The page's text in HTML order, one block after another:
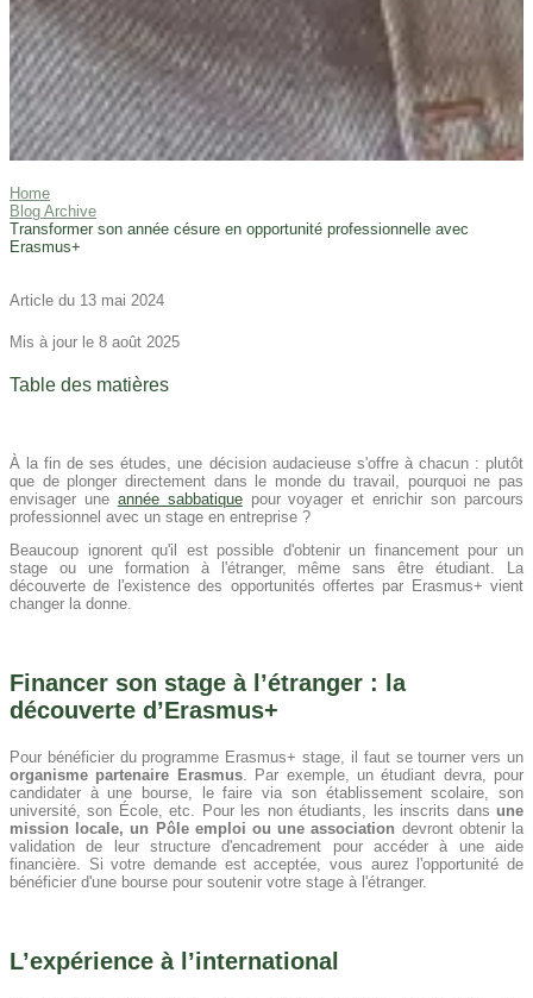
Home
Blog Archive
Transformer son année césure en opportunité professionnelle avec
Erasmus+
Article du 13 mai 2024
Mis à jour le 8 août 2025
Table des matières
À la fin de ses études, une décision audacieuse s'offre à chacun : plutôt
que de plonger directement dans le monde du travail, pourquoi ne pas
envisager une année sabbatiquepour voyager et enrichir son parcours
professionnel avec un stage en entreprise ?
Beaucoup ignorent qu'il est possible d'obtenir un financement pour un
stage ou une formation à l'étranger, même sans être étudiant. La
découverte de l'existence des opportunités offertes par Erasmus+ vient
changer la donne.
Financer son stage à l’étranger : la
découverte d’Erasmus+
Pour bénéficier du programme Erasmus+ stage, il faut se tourner vers un
organisme partenaire Erasmus. Par exemple, un étudiant devra, pour
candidater à une bourse, le faire via son établissement scolaire, son
université, son École, etc. Pour les non étudiants, les inscrits dans une
mission locale, un Pôle emploi ou une association devront obtenir la
validation de leur structure d'encadrement pour accéder à une aide
financière. Si votre demande est acceptée, vous aurez l'opportunité de
bénéficier d'une bourse pour soutenir votre stage à l'étranger.
L’expérience à l’international